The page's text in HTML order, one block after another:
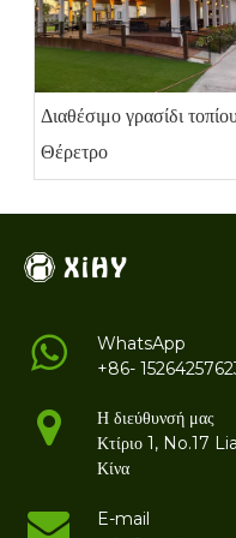
Διαθέσιμο γρασίδι
Θέρετρο
WhatsApp
+86-
Η διεύθυνσή μας
Κτίριο 1, No.17
Κίνα
E-mail